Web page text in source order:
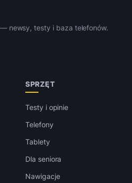
newsy, testy i baza telefonów.
SPRZĘT
Testy i opinie
Telefony
Tablety
Dla seniora
Nawigacje